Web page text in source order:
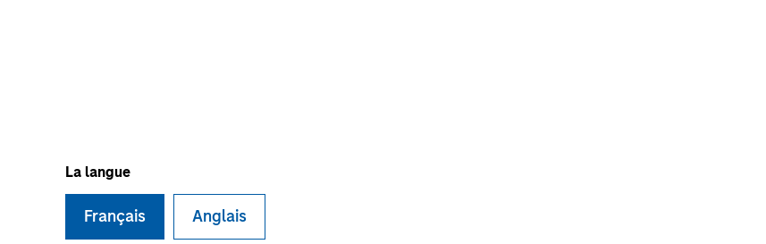
La langue
Français Anglais
an analyst on the Eaton Vance Non-U.S. Small/Mid Cap team. He is responsible